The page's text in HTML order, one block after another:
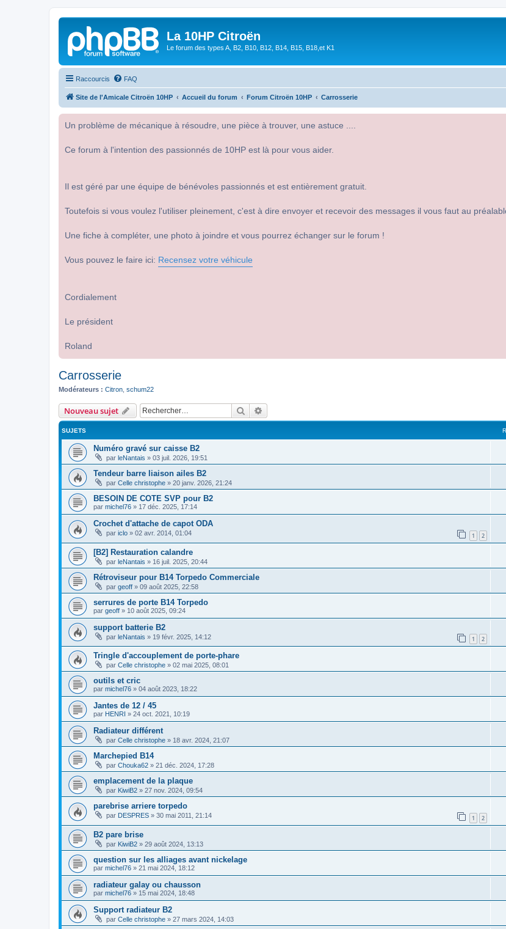
La 10HP Citroën
Le forum des types A, B2, B10, B12, B14, B15, B18,et K1
Raccourcis FAQ
Site de l'Amicale Citroën 10HP Accueil du forum Forum Citroën 10HP Carrosserie
Un problème de mécanique à résoudre, une pièce à trouver, une astuce ....
Ce forum à l'intention des passionnés de 10HP est là pour vous aider.
Il est géré par une équipe de bénévoles passionnés et est entièrement gratuit.
Toutefois si vous voulez l'utiliser pleinement, c'est à dire envoyer et recevoir des messages il vous faut au
Une fiche à compléter, une photo à joindre et vous pourrez échanger sur le forum !
Vous pouvez le faire ici: Recensez votre véhicule
Cordialement
Le président
Roland
Carrosserie
Modérateurs : Citron schum22
Nouveau sujet Rechercher
SUJETS
Numéro gravé sur caisse B2
par leNantais » 03 juil. 2026, 19:51
Tendeur barre liaison ailes B2
par Celle christophe » 20 janv. 2026, 21:24
BESOIN DE COTE SVP pour B2
par michel76 » 17 déc. 2025, 17:14
Crochet d'attache de capot ODA
par iclo » 02 avr. 2014, 01:04 1 2
[B2] Restauration calandre
par leNantais » 16 juil. 2025, 20:44
Rétroviseur pour B14 Torpedo Commerciale
par geoff » 09 août 2025, 22:58
serrures de porte B14 Torpedo
par geoff » 10 août 2025, 09:24
support batterie B2
par leNantais » 19 févr. 2025, 14:12 1 2
Tringle d'accouplement de porte-phare
par Celle christophe » 02 mai 2025, 08:01
outils et cric
par michel76 » 04 août 2023, 18:22
Jantes de 12 / 45
par HENRI » 24 oct. 2021, 10:19
Radiateur différent
par Celle christophe » 18 avr. 2024, 21:07
Marchepied B14
par Chouka62 » 21 déc. 2024, 17:28
emplacement de la plaque
par KiwiB2 » 27 nov. 2024, 09:54
parebrise arriere torpedo
par DESPRES » 30 mai 2011, 21:14 1 2
B2 pare brise
par KiwiB2 » 29 août 2024, 13:13
question sur les alliages avant nickelage
par michel76 » 21 mai 2024, 18:12
radiateur galay ou chausson
par michel76 » 15 mai 2024, 18:48
Support radiateur B2
par Celle christophe » 27 mars 2024, 14:03